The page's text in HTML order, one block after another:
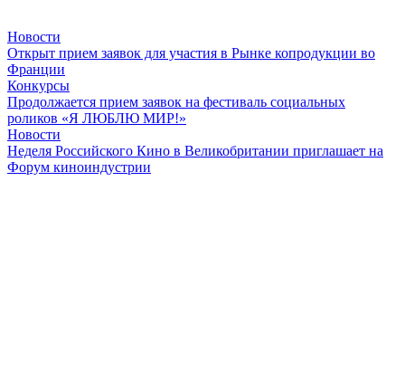
Новости
Открыт прием заявок для участия в Рынке копродукции во
Франции
Конкурсы
Продолжается прием заявок на фестиваль социальных
роликов «Я ЛЮБЛЮ МИР!»
Новости
Неделя Российского Кино в Великобритании приглашает на
Форум киноиндустрии